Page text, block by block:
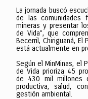
La jornada buscó
de las comunidades
mineras y presentar
de Vida”, que
Becerril, Chiriguaná,
está actualmente en
Según el MinMinas, el
de Vida prioriza 45
de 430 mil millones
productiva, salud,
gestión ambiental.